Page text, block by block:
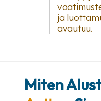
ja
avautuu.
Miten